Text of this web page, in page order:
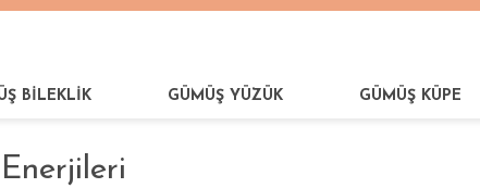
BİLEKLİK GÜMÜŞ YÜZÜK GÜMÜŞ KÜPE